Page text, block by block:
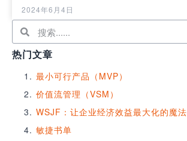
2024年6月4日
热门文章
最小可行产品（MVP）
价值流管理（VSM）
WSJF：让企业经济效益最大化的魔法
敏捷书单